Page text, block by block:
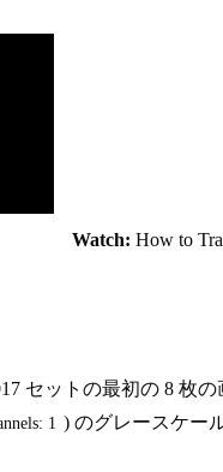
Watch: How to
セットの最初の 8
1 ) のグレースケー